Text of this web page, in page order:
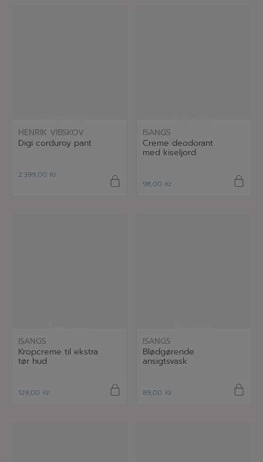
HENRIK VIBSKOV
Digi corduroy pant
2.399,00 Kr.
ISANGS
Creme deodorant
med kiseljord
98,00 Kr.
ISANGS
Kropcreme til ekstra
tør hud
129,00 Kr.
ISANGS
Blødgørende
ansigtsvask
89,00 Kr.